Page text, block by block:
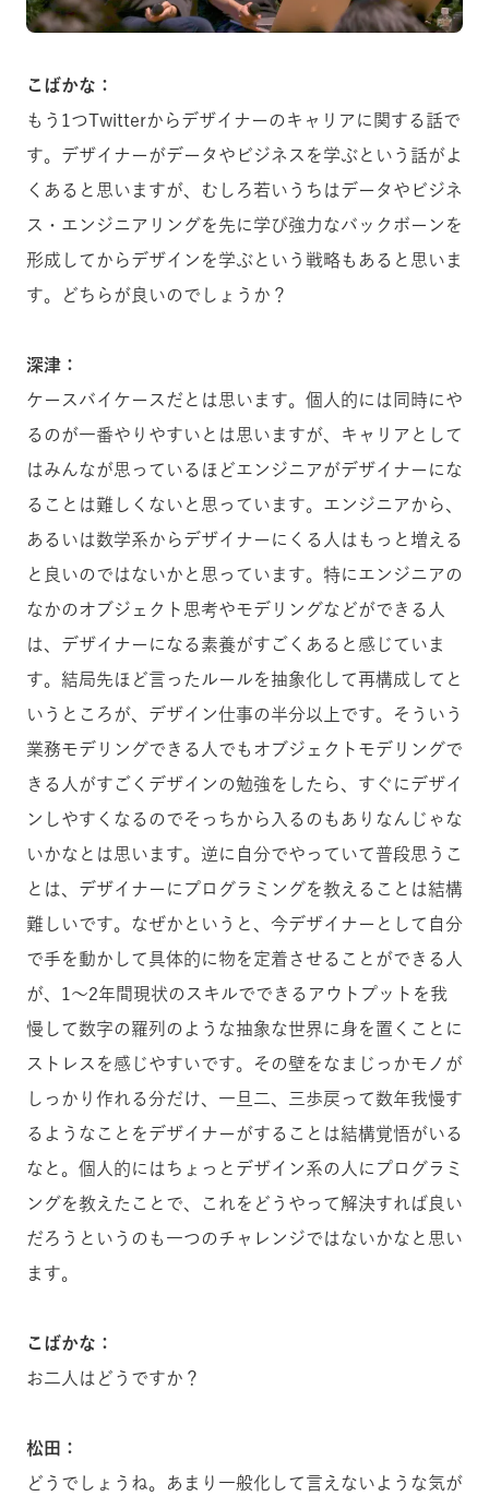
こばかな：
もう1つTwitterからデザイナーのキャリアに関する話で
す。デザイナーがデータやビジネスを学ぶという話がよ
くあると思いますが、むしろ若いうちはデータやビジネ
ス・エンジニアリングを先に学び強力なバックボーンを
形成してからデザインを学ぶという戦略もあると思いま
す。どちらが良いのでしょうか？
深津：
ケースバイケースだとは思います。個人的には同時にや
るのが一番やりやすいとは思いますが、キャリアとして
はみんなが思っているほどエンジニアがデザイナーにな
ることは難しくないと思っています。エンジニアから、
あるいは数学系からデザイナーにくる人はもっと増える
と良いのではないかと思っています。特にエンジニアの
なかのオブジェクト思考やモデリングなどができる人
は、デザイナーになる素養がすごくあると感じていま
す。結局先ほど言ったルールを抽象化して再構成してと
いうところが、デザイン仕事の半分以上です。そういう
業務モデリングできる人でもオブジェクトモデリングで
きる人がすごくデザインの勉強をしたら、すぐにデザイ
ンしやすくなるのでそっちから入るのもありなんじゃな
いかなとは思います。逆に自分でやっていて普段思うこ
とは、デザイナーにプログラミングを教えることは結構
難しいです。なぜかというと、今デザイナーとして自分
で手を動かして具体的に物を定着させることができる人
が、1〜2年間現状のスキルでできるアウトプットを我
慢して数字の羅列のような抽象な世界に身を置くことに
ストレスを感じやすいです。その壁をなまじっかモノが
しっかり作れる分だけ、一旦二、三歩戻って数年我慢す
るようなことをデザイナーがすることは結構覚悟がいる
なと。個人的にはちょっとデザイン系の人にプログラミ
ングを教えたことで、これをどうやって解決すれば良い
だろうというのも一つのチャレンジではないかなと思い
ます。
こばかな：
お二人はどうですか？
松田：
どうでしょうね。あまり一般化して言えないような気が